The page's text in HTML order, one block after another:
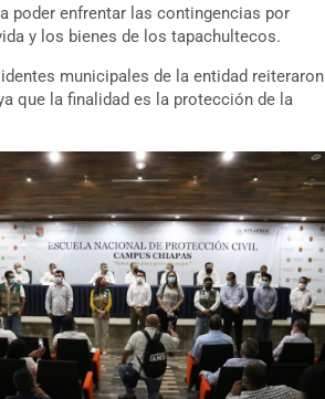
poder enfrentar las contingencias por
y los bienes de los tapachultecos.
municipales de la entidad reiteraron
que la finalidad es la protección de la